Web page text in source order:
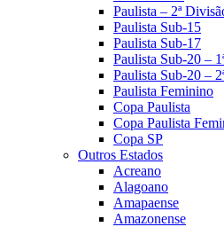
Paulista – 2ª
Paulista Sub-15
Paulista Sub-17
Paulista Sub-20 –
Paulista Sub-20 –
Paulista Feminino
Copa Paulista
Copa Paulista
Copa SP
Outros Estados
Acreano
Alagoano
Amapaense
Amazonense